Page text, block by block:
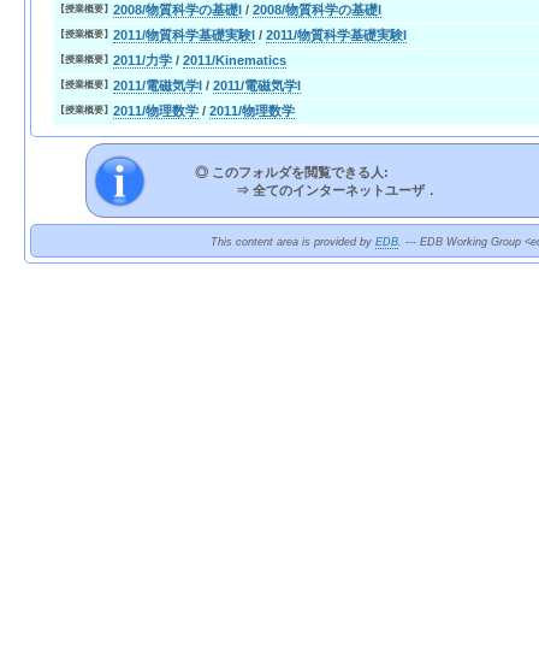
【授業概要】 2008/物質科学の基礎I / 2008/物質科学の基礎I
【授業概要】 2011/物質科学基礎実験I / 2011/物質科学基礎実験I
【授業概要】 2011/力学 / 2011/Kinematics
【授業概要】 2011/電磁気学I / 2011/電磁気学I
【授業概要】 2011/物理数学 / 2011/物理数学
◎ このフォルダを閲覧できる人:
⇒ 全てのインターネットユーザ．
This content area is provided by EDB. --- EDB Working Group